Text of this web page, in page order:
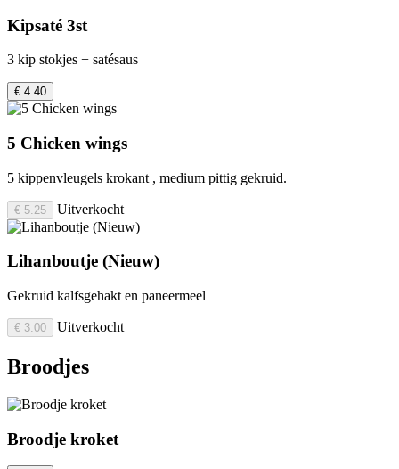
Kipsaté 3st
3 kip stokjes + satésaus
€ 4.40
5 Chicken wings
5 kippenvleugels krokant , medium pittig gekruid.
€ 5.25 Uitverkocht
Lihanboutje (Nieuw)
Gekruid kalfsgehakt en paneermeel
€ 3.00 Uitverkocht
Broodjes
Broodje kroket